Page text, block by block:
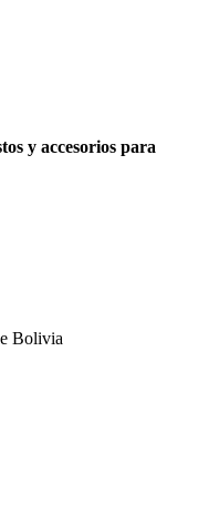
y accesorios para
Bolivia